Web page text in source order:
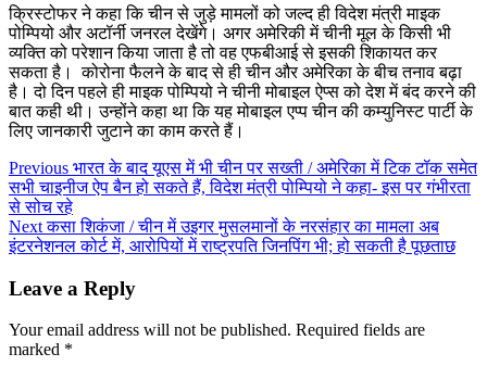
क्रिस्टोफर ने कहा कि चीन से जुड़े मामलों को जल्द ही विदेश मंत्री माइक
पोम्पियो और अटॉर्नी जनरल देखेंगे। अगर अमेरिकी में चीनी मूल के किसी भी
व्यक्ति को परेशान किया जाता है तो वह एफबीआई से इसकी शिकायत कर
सकता है। कोरोना फैलने के बाद से ही चीन और अमेरिका के बीच तनाव बढ़ा
है। दो दिन पहले ही माइक पोम्पियो ने चीनी मोबाइल ऐप्स को देश में बंद करने की
बात कही थी। उन्होंने कहा था कि यह मोबाइल एप्प चीन की कम्युनिस्ट पार्टी के
लिए जानकारी जुटाने का काम करते हैं।
Continue
Reading
Previous भारत के बाद यूएस में भी चीन पर सख्ती / अमेरिका में टिक टॉक समेत
सभी चाइनीज ऐप बैन हो सकते हैं, विदेश मंत्री पोम्पियो ने कहा- इस पर गंभीरता
से सोच रहे
Nextकसा शिकंजा / चीन में उइगर मुसलमानों के नरसंहार का मामला अब
इंटरनेशनल कोर्ट में, आरोपियों में राष्ट्रपति जिनपिंग भी; हो सकती है पूछताछ
Leave a Reply
Your email address will not be published. Required fields are
marked *